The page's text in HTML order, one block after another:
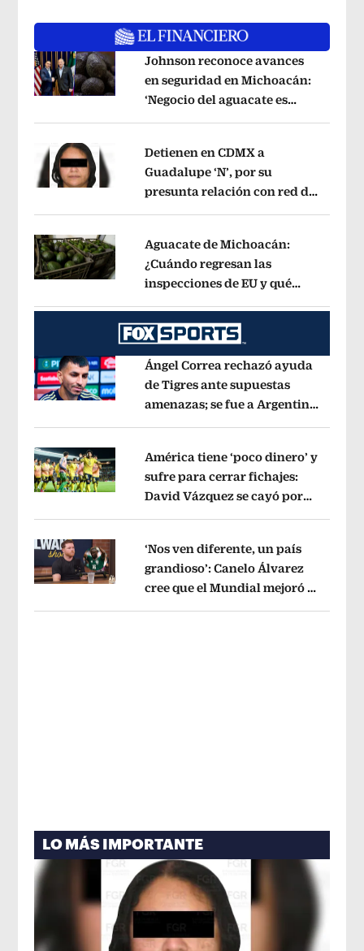
Opens in new window
Johnson reconoce avances
en seguridad en Michoacán:
‘Negocio del aguacate es
Opens in new window
Detienen en CDMX a
Guadalupe ‘N’, por su
presunta relación con red de
Opens in new window
Aguacate de Michoacán:
¿Cuándo regresan las
inspecciones de EU y qué
Opens in new window
Ángel Correa rechazó ayuda
de Tigres ante supuestas
amenazas; se fue a Argentina
Opens in new window
América tiene ‘poco dinero’ y
sufre para cerrar fichajes:
David Vázquez se cayó por
Opens in new window
‘Nos ven diferente, un país
grandioso’: Canelo Álvarez
cree que el Mundial mejoró la
LO MÁS IMPORTANTE